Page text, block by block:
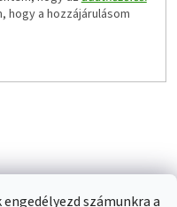
számunkra a
a hozzájárulásom